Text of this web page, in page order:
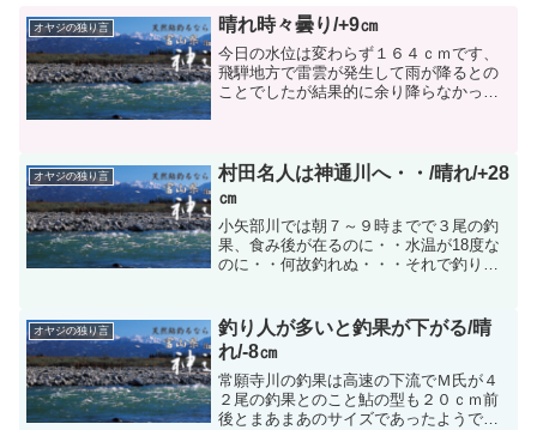
オヤジの独り言 晴れ時々曇り/+9㎝
今日の水位は変わらず１６４ｃｍです、
飛騨地方で雷雲が発生して雨が降るとの
ことでしたが結果的に余り降らなかった
なるのは半分の３８尾でし...
オヤジの独り言
村田名人は神通川へ・・/晴れ/+28
㎝
小矢部川では朝７～９時までで３尾の釣
果、食み後が在るのに・・水温が18度な
のに・・何故釣れぬ・・・それで釣り場
見つけて1３連荘。その後で砺波の人が店
に来て、今頃の小矢...
オヤジの独り言
釣り人が多いと釣果が下がる/晴
れ/-8㎝
常願寺川の釣果は高速の下流でＭ氏が４
２尾の釣果とのこと鮎の型も２０ｃｍ前
後とまあまあのサイズであったようで